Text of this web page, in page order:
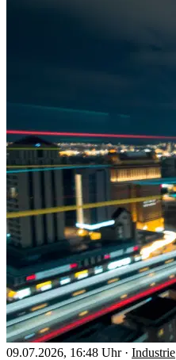
09.07.2026, 16:48 Uhr · Industrie